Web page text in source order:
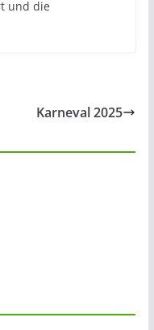
und die
Karneval 2025